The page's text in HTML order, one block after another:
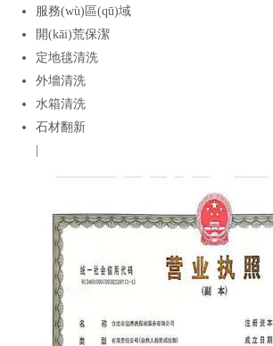
服務(wù)區(qū)域
開(kāi)荒保潔
定地毯清洗
外墻清洗
水箱清洗
石材翻新